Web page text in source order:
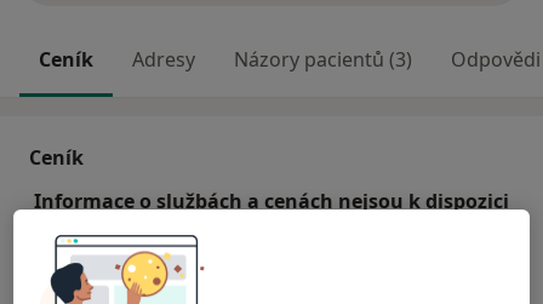
Ceník Adresy Názory pacientů (3)
Ceník
Informace o službách a cenách nejsou k dispozici
Tento specialista ještě nepřidával žádné informace o
svých službách.